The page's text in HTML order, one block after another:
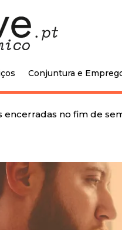
Conjuntura e
encerradas no fim de